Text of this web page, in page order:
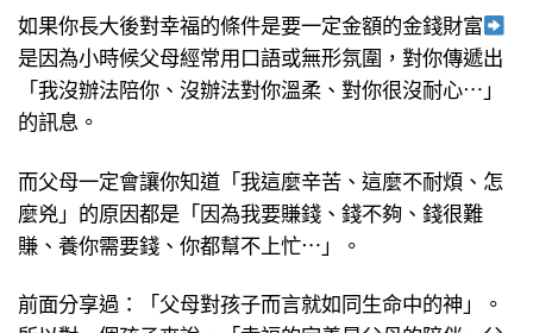
如果你長大後對幸福的條件是要一定金額的金錢財富
是因為小時候父母經常用口語或無形氛圍，對你傳遞出
「我沒辦法陪你、沒辦法對你溫柔、對你很沒耐心⋯」
的訊息。
而父母一定會讓你知道「我這麼辛苦、這麼不耐煩、怎
麼兇」的原因都是「因為我要賺錢、錢不夠、錢很難
賺、養你需要錢、你都幫不上忙⋯」。
前面分享過：「父母對孩子而言就如同生命中的神」。